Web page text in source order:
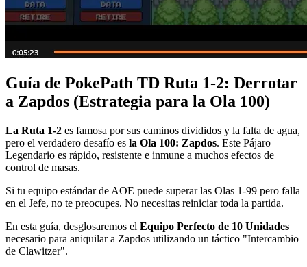
Guía de PokePath TD Ruta 1-2: Derrotar
a Zapdos (Estrategia para la Ola 100)
La Ruta 1-2 es famosa por sus caminos divididos y la falta de agua,
pero el verdadero desafío es la Ola 100: Zapdos. Este Pájaro
Legendario es rápido, resistente e inmune a muchos efectos de
control de masas.
Si tu equipo estándar de AOE puede superar las Olas 1-99 pero falla
en el Jefe, no te preocupes. No necesitas reiniciar toda la partida.
En esta guía, desglosaremos el Equipo Perfecto de 10 Unidades
necesario para aniquilar a Zapdos utilizando un táctico "Intercambio
de Clawitzer".